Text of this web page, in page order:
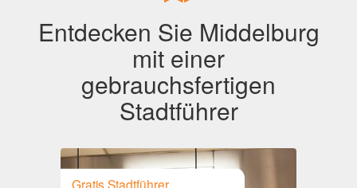
Entdecken Sie Middelburg
mit einer
gebrauchsfertigen
Stadtführer
Gratis Stadtführer